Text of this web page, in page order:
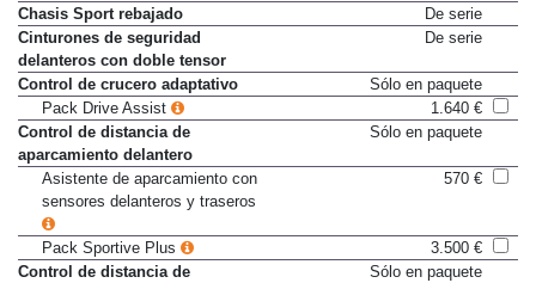
Chasis Sport rebajado
De serie
Cinturones de seguridad
delanteros con doble tensor
De serie
Control de crucero adaptativo
Sólo en paquete
Pack Drive Assist
1.640 €
Control de distancia de
aparcamiento delantero
Sólo en paquete
Asistente de aparcamiento con
sensores delanteros y traseros
570 €
Pack Sportive Plus
3.500 €
Control de distancia de
Sólo en paquete